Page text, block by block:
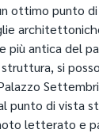
ottimo punto
antica del
si
punto di vista
letterato e